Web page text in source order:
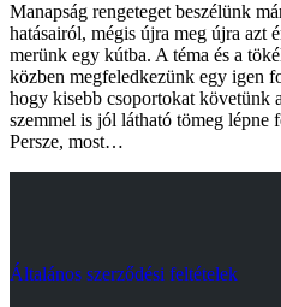
Manapság rengeteget beszélünk
hatásairól, mégis újra meg újra azt
merünk egy kútba. A téma és a
közben megfeledkezünk egy igen
hogy kisebb csoportokat követünk
szemmel is jól látható tömeg lépne
Persze, most…
Általános szerződési feltételek